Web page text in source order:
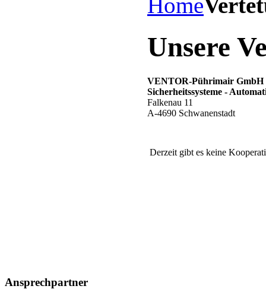
Unsere
VENTOR-Pührimair GmbH
Sicherheitssysteme -
Falkenau 11
A-4690 Schwanenstadt
Derzeit gibt es keine
Ansprechpartner